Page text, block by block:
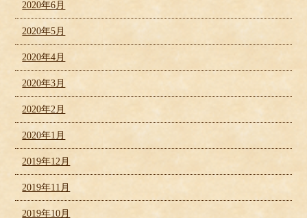
2020年6月
2020年5月
2020年4月
2020年3月
2020年2月
2020年1月
2019年12月
2019年11月
2019年10月